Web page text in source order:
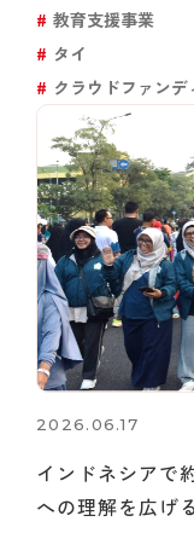
教育支援事業
タイ
クラウドファンデ
2026.06.17
インドネシアで
への理解を広げ